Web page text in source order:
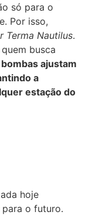
só para o
Por isso,
Terma Nautilus.
busca
ajustam
a
estação do
hoje
o futuro.